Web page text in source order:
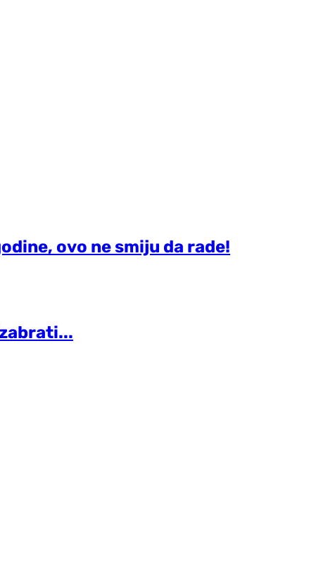
ovo ne smiju da rade!